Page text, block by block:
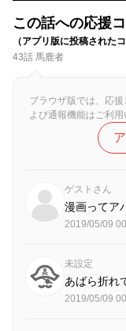
この話への応援
（アプリ版に投稿された
43話 馬鹿者
ブラウザ版では、応
よび通報機能はご利
ゲストさん
漫画ってア
2019/05/09
未設定
あばら折れ
2019/05/09